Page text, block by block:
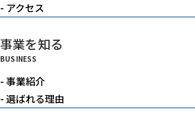
水中ポンプ
- アクセス
事業を知る
BUSINESS
- 事業紹介
- 選ばれる理由